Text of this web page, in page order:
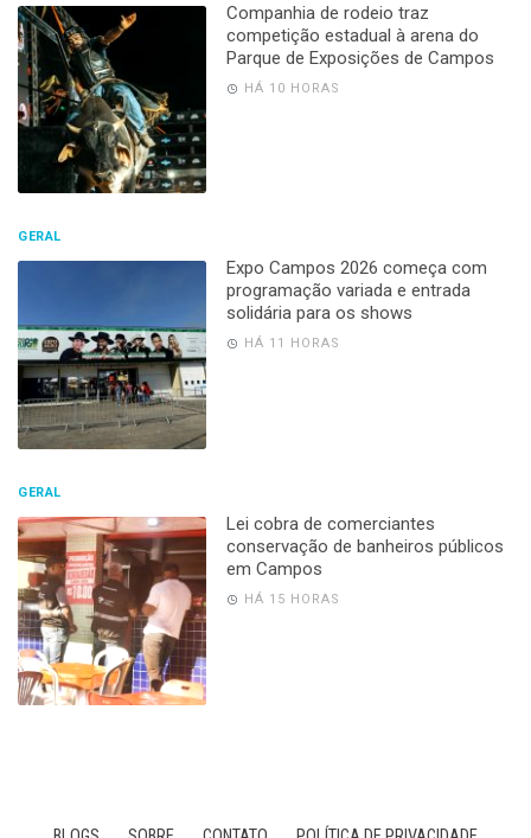
Companhia de rodeio traz
competição estadual à arena do
Parque de Exposições de Campos
HÁ 10 HORAS
GERAL
Expo Campos 2026 começa com
programação variada e entrada
solidária para os shows
HÁ 11 HORAS
GERAL
Lei cobra de comerciantes
conservação de banheiros públicos
em Campos
HÁ 15 HORAS